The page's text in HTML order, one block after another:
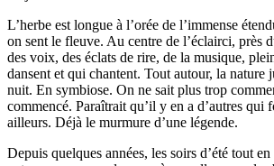
L’herbe est longue à l’orée de l’immense
on sent le fleuve. Au centre de l’éclairci, près
des voix, des éclats de rire, de la musique,
dansent et qui chantent. Tout autour, la nature
nuit. En symbiose. On ne sait plus trop
commencé. Paraîtrait qu’il y en a d’autres qui
ailleurs. Déjà le murmure d’une légende.
Depuis quelques années, les soirs d’été tout